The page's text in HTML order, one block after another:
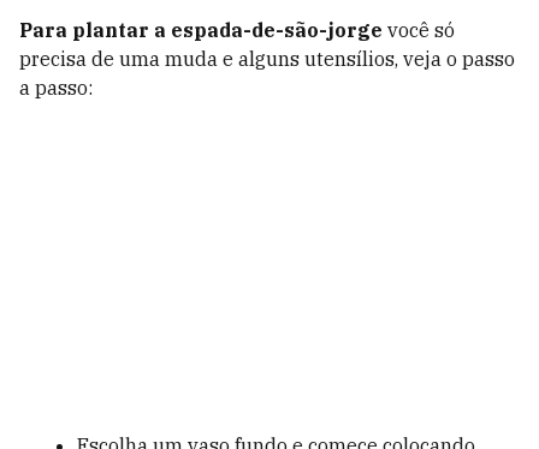
Para plantar a espada-de-são-jorge você só
precisa de uma muda e alguns utensílios, veja o passo
a passo: